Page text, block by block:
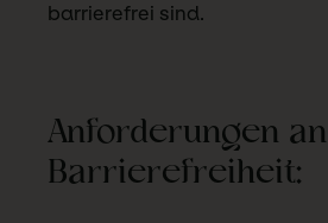
barrierefrei sind.
Anforderungen
Barrierefreiheit: